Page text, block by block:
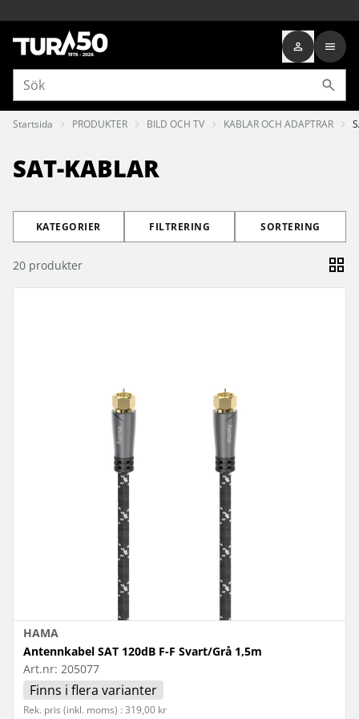
Startsida PRODUKTER BILD OCH TV KABLAR OCH ADAPTRAR
SAT-KABLAR
KATEGORIER FILTRERING SORTERING
20 produkter
HAMA
Antennkabel SAT 120dB F-F Svart/Grå 1,5m
Art.nr: 205077
Finns i flera varianter
Rek. pris (inkl. moms) : 319,00 kr